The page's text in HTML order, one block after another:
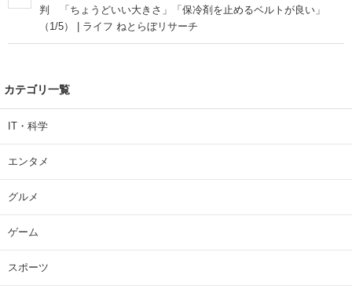
判 「ちょうどいい大きさ」「保冷剤を止めるベルトが良い」
（1/5） | ライフ ねとらぼリサーチ
カテゴリ一覧
IT・科学
エンタメ
グルメ
ゲーム
スポーツ